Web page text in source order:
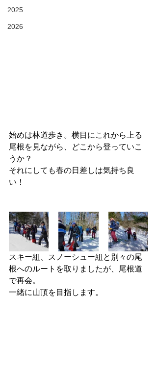
2025
2026
始めは林道歩き。横目にこれから上る
尾根を見ながら、どこから登っていこ
うか？
それにしても春の日差しは気持ち良
い！
スキー組、スノーシュー組と別々の尾
根へのルートを取りましたが、尾根道
で再会。
一緒に山頂を目指します。